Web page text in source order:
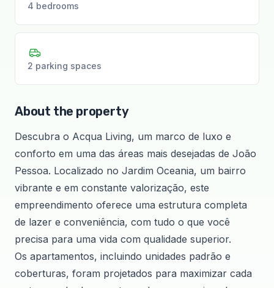
4 bedrooms
2 parking spaces
About the property
Descubra o Acqua Living, um marco de luxo e
conforto em uma das áreas mais desejadas de João
Pessoa. Localizado no Jardim Oceania, um bairro
vibrante e em constante valorização, este
empreendimento oferece uma estrutura completa
de lazer e conveniência, com tudo o que você
precisa para uma vida com qualidade superior.
Os apartamentos, incluindo unidades padrão e
coberturas, foram projetados para maximizar cada